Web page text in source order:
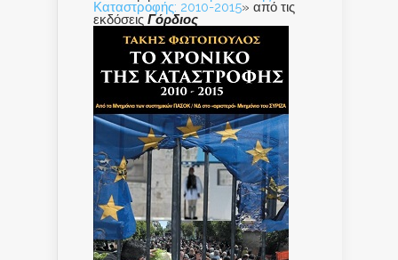
Καταστροφής: 2010-2015» από τις
εκδόσεις Γόρδιος